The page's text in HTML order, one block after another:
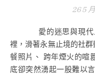
26 5
愛的迷思與現代人的集體孤獨 你是不是也曾在深夜
裡，滑著永無止境的社
餐照片、 跨年煙火的喧
底卻突然湧起一股難以